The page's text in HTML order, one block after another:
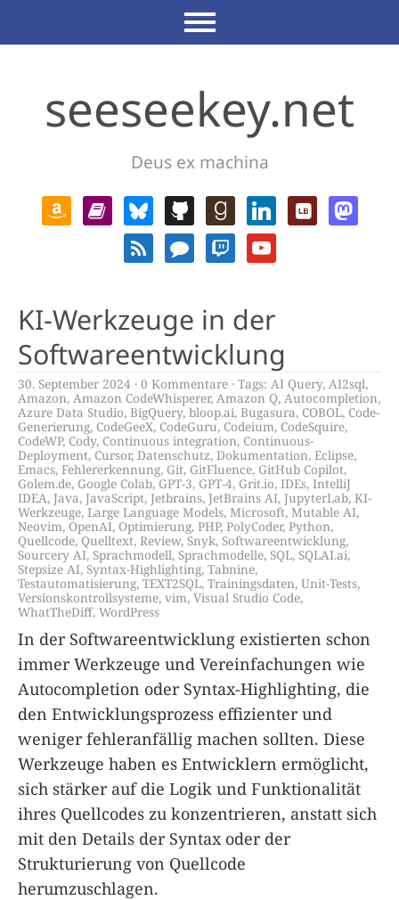
seeseekey.net
Deus ex machina
KI-Werkzeuge in der
Softwareentwicklung
30. September 2024 0 Kommentare Tags: AI Query, AI2sql,
Amazon, Amazon CodeWhisperer, Amazon Q, Autocompletion,
Azure Data Studio, BigQuery, bloop.ai, Bugasura, COBOL, Code-
Generierung, CodeGeeX, CodeGuru, Codeium, CodeSquire,
CodeWP, Cody, Continuous integration, Continuous-
Deployment, Cursor, Datenschutz, Dokumentation, Eclipse,
Emacs, Fehlererkennung, Git, GitFluence, GitHub Copilot,
Golem.de, Google Colab,GPT-3, GPT-4, Grit.io, IDEs, IntelliJ
IDEA, Java, JavaScript, Jetbrains, JetBrains AI, JupyterLab, KI-
Werkzeuge,Large Language Models, Microsoft, Mutable AI,
Neovim, OpenAI, Optimierung, PHP, PolyCoder, Python,
Quellcode,Quelltext, Review, Snyk, Softwareentwicklung,
Sourcery AI, Sprachmodell, Sprachmodelle, SQL, SQLAI.ai,
Stepsize AI, Syntax-Highlighting, Tabnine,
Testautomatisierung, TEXT2SQL, Trainingsdaten, Unit-Tests,
Versionskontrollsysteme, vim, Visual Studio Code,
WhatTheDiff, WordPress
In der Softwareentwicklung existierten schon
immer Werkzeuge und Vereinfachungen wie
Autocompletion oder Syntax-Highlighting, die
den Entwicklungsprozess effizienter und
weniger fehleranfällig machen sollten. Diese
Werkzeuge haben es Entwicklern ermöglicht,
sich stärker auf die Logik und Funktionalität
ihres Quellcodes zu konzentrieren, anstatt sich
mit den Details der Syntax oder der
Strukturierung von Quellcode
herumzuschlagen.